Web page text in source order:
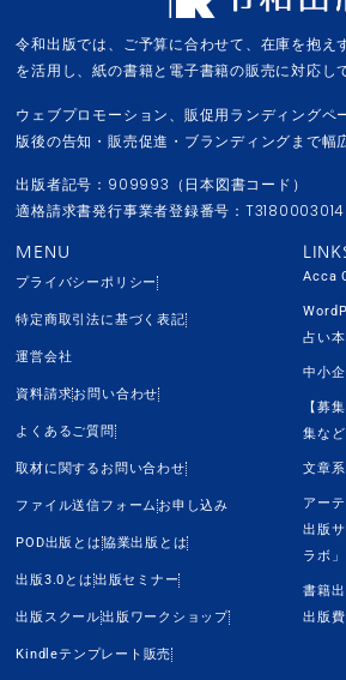
令和出版では、ご予算に合わせて、在庫を抱え
を活用し、紙の書籍と電子書籍の販売に対応し
ウェブプロモーション、販促用ランディングペ
版後の告知・販売促進・ブランディングまで幅
出版者記号：909993（日本図書コード）
適格請求書発行事業者登録番号：
MENU
プライバシーポリシー
特定商取引法に基づく表記
運営会社
資料請求お問い合わせ
よくあるご質問
取材に関するお問い合わせ
ファイル送信フォームお申し込み
POD出版とは 協業出版とは
出版3.0とは 出版セミナー
出版スクール出版ワークショップ
Kindleテンプレート販売
Acca
占い
中小
【募
集など
文章
アー
出版
ラボ」
書籍
出版